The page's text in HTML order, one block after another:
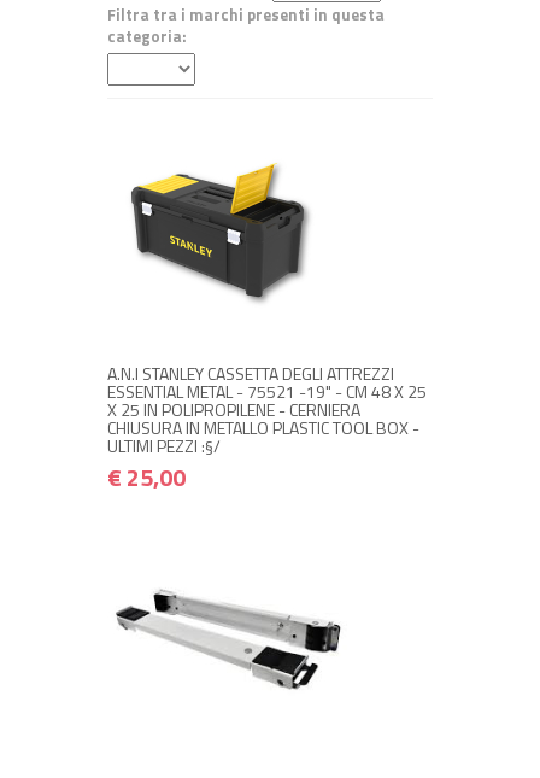
Filtra tra i marchi presenti in questa
categoria:
A.N.I STANLEY CASSETTA DEGLI ATTREZZI
ESSENTIAL METAL - 75521 -19" - CM 48 X 25
X 25 IN POLIPROPILENE - CERNIERA
CHIUSURA IN METALLO PLASTIC TOOL BOX -
ULTIMI PEZZI :§/
€ 25,00
+ ACQUISTA
+ ACQUISTA